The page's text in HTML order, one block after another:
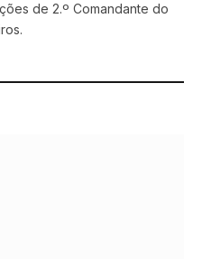
de 2.º Comandante do